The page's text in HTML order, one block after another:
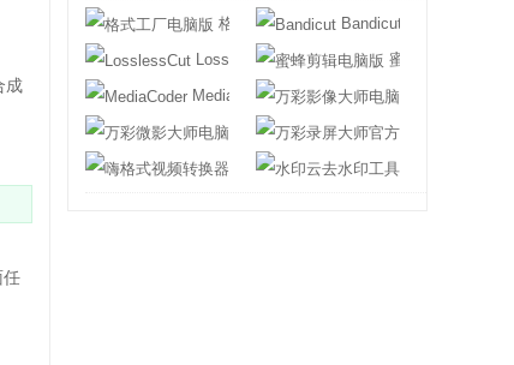
成
格式工厂电脑版
Bandicut
LosslessCut
蜜蜂剪辑电脑版
MediaCoder
万彩微影大师电脑版
嗨格式视频转换器